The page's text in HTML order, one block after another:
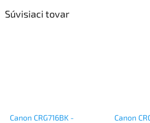
Súvisiaci tovar
Canon CRG716BK -
Canon